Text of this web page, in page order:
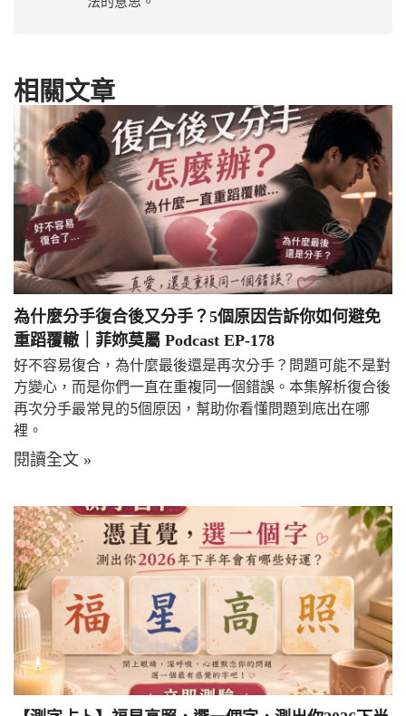
相關文章
為什麼分手復合後又分手？5個原因告訴你如何避免
重蹈覆轍｜菲妳莫屬 Podcast EP-178
好不容易復合，為什麼最後還是再次分手？問題可能不是對
方變心，而是你們一直在重複同一個錯誤。本集解析復合後
再次分手最常見的5個原因，幫助你看懂問題到底出在哪
裡。
閱讀全文 »